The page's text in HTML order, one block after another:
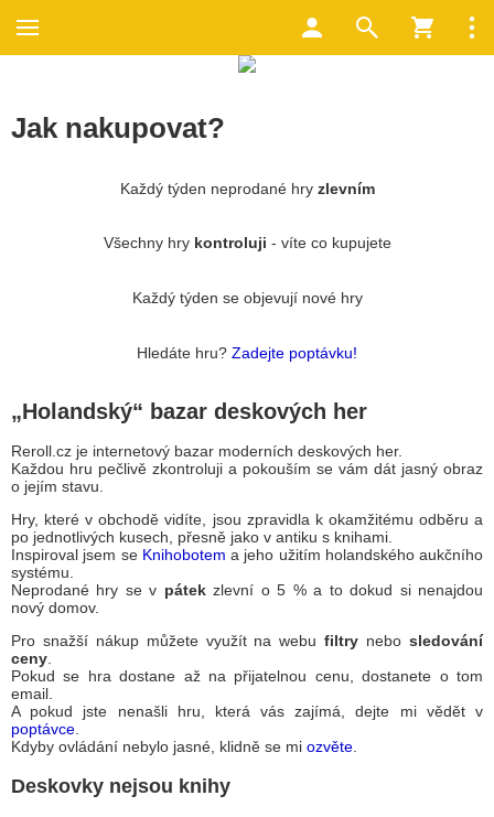
Jak nakupovat?
Každý týden neprodané hry zlevním
Všechny hry kontroluji - víte co kupujete
Každý týden se objevují nové hry
Hledáte hru? Zadejte poptávku!
„Holandský“ bazar deskových her
Reroll.cz je internetový bazar moderních deskových her.
Každou hru pečlivě zkontroluji a pokouším se vám dát jasný obraz
o jejím stavu.
Hry, které v obchodě vidíte, jsou zpravidla k okamžitému odběru a
po jednotlivých kusech, přesně jako v antiku s knihami.
Inspiroval jsem se Knihobotem a jeho užitím holandského aukčního
systému.
Neprodané hry se v pátekzlevní o 5 % a to dokud si nenajdou
nový domov.
Pro snažší nákup můžete využít na webufiltry nebosledování
ceny
Pokud se hra dostane až na přijatelnou cenu, dostanete o tom
email.
A pokud jste nenašli hru, která vás zajímá, dejte mi vědět v
poptávce
Kdyby ovládání nebylo jasné, klidně se mi ozvěte
Deskovky nejsou knihy